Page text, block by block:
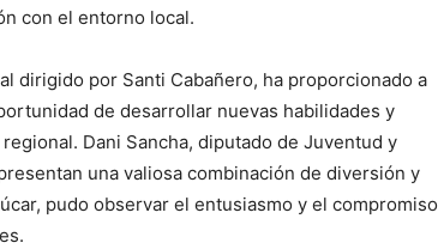
con el entorno local.
dirigido por Santi Cabañero, ha proporcionado a
de desarrollar nuevas habilidades y
Dani Sancha, diputado de Juventud y
una valiosa combinación de diversión y
pudo observar el entusiasmo y el compromiso